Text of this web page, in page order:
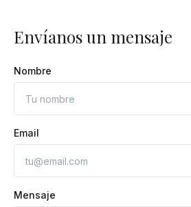
Envíanos un mensaje
Nombre
Email
Mensaje